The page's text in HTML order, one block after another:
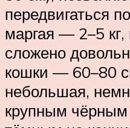
передвигаться
маргая — 2–5
сложено
кошки — 60–80
небольшая,
крупным